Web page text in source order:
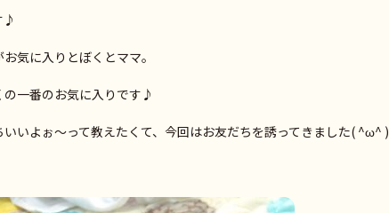
♪
気に入りとぼくとママ。
一番のお気に入りです♪
いよぉ～って教えたくて、今回はお友だちを誘ってきました( ^ω^ )